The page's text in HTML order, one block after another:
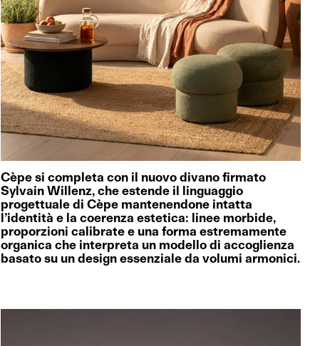
Cèpe si completa con il nuovo divano firmato
Sylvain Willenz, che estende il linguaggio
progettuale di Cèpe mantenendone intatta
l’identità e la coerenza estetica: linee morbide,
proporzioni calibrate e una forma estremamente
organica che interpreta un modello di accoglienza
basato su un design essenziale da volumi armonici.